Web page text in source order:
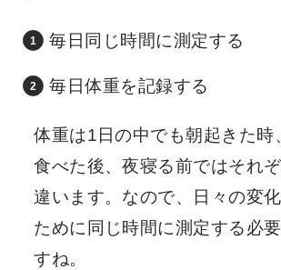
毎日同じ時間に測定する
毎日体重を記録する
体重は1日の中でも朝起きた時
食べた後、夜寝る前ではそれ
違います。なので、日々の変
ために同じ時間に測定する必
すね。